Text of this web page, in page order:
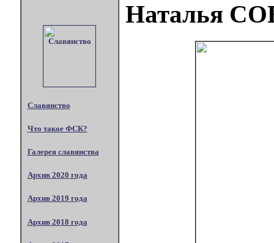
Славянство
Что такое ФСК?
Галерея славянства
Архив 2020 года
Архив 2019 года
Архив 2018 года
Наталья